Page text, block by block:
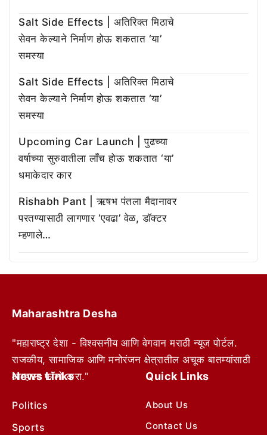
Salt Side Effects | अतिरिक्त मिठाचे
सेवन केल्याने निर्माण होऊ शकतात ‘या’
समस्या
Salt Side Effects | अतिरिक्त मिठाचे
सेवन केल्याने निर्माण होऊ शकतात ‘या’
समस्या
Upcoming Car Launch | पुढच्या
वर्षाच्या सुरुवातीला लाँच होऊ शकतात ‘या’
धमाकेदार कार
Rishabh Pant | ऋषभ पंतला मैदानावर
परतण्यासाठी लागणार ‘एवढा’ वेळ, डॉक्टर
म्हणाले…
Maharashtra Desha
"महाराष्ट्र देशा - विश्वसनीय आणि वेगवान मराठी न्यूज पोर्टल.
राजकीय, सामाजिक आणि मनोरंजन क्षेत्रातील अचूक बातम्यांसाठी
आम्हाला फॉलो करा."
News Links
Politics
Sports
Quick Links
About Us
Contact Us